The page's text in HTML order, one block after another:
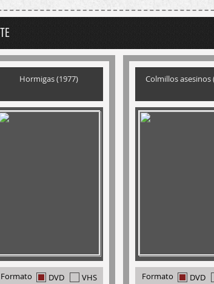
Hormigas (1977)
Formato DVD VHS
Colmillos asesinos
Formato DVD